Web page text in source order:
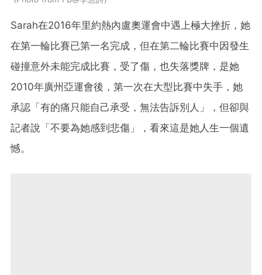
Sarah在2016年里約熱內盧奧運會中遇上極大挫折，她
在第一輪比賽已第一名完成，但在第二輪比賽中因發生
碰撞意外未能完成比賽，受了傷，也失落獎牌，是她
2010年廣州亞運會後，第一次在大型比賽中失手，她
承認「有的痛只能自己承受，無法告訴別人」，但卻與
記者說「不要為她感到悲傷」，看來這是她人生一個遺
憾。